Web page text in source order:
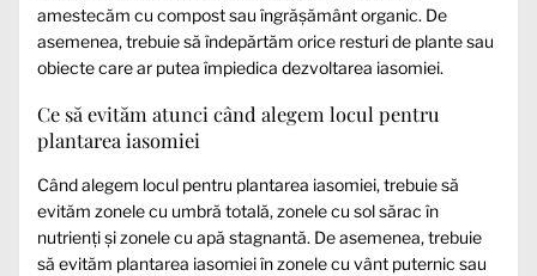
amestecăm cu compost sau îngrășământ organic. De
asemenea, trebuie să îndepărtăm orice resturi de plante sau
obiecte care ar putea împiedica dezvoltarea iasomiei.
Ce să evităm atunci când alegem locul pentru
plantarea iasomiei
Când alegem locul pentru plantarea iasomiei, trebuie să
evităm zonele cu umbră totală, zonele cu sol sărac în
nutrienți și zonele cu apă stagnantă. De asemenea, trebuie
să evităm plantarea iasomiei în zonele cu vânt puternic sau